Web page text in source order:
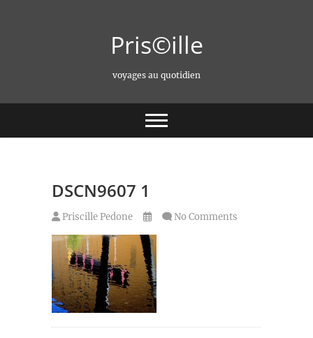
Pris©ille
voyages au quotidien
DSCN9607 1
Priscille Pedone No Comments